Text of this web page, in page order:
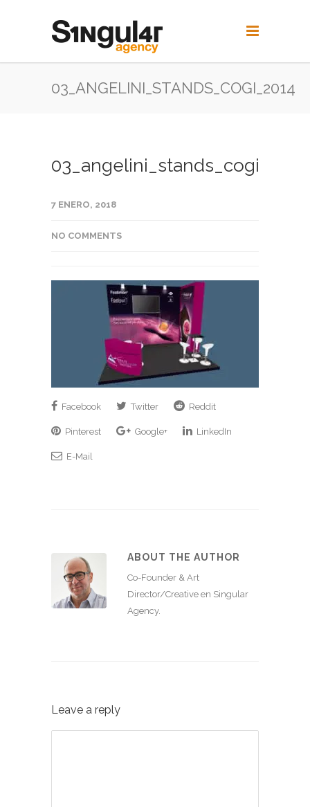
03_ANGELINI_STANDS_COGI_2014
03_angelini_stands_cogi_2014
7 ENERO, 2018
NO COMMENTS
Facebook Twitter Reddit
Pinterest Google+ LinkedIn
E-Mail
ABOUT THE AUTHOR
Co-Founder & Art
Director/Creative en Singular
Agency.
Leave a reply